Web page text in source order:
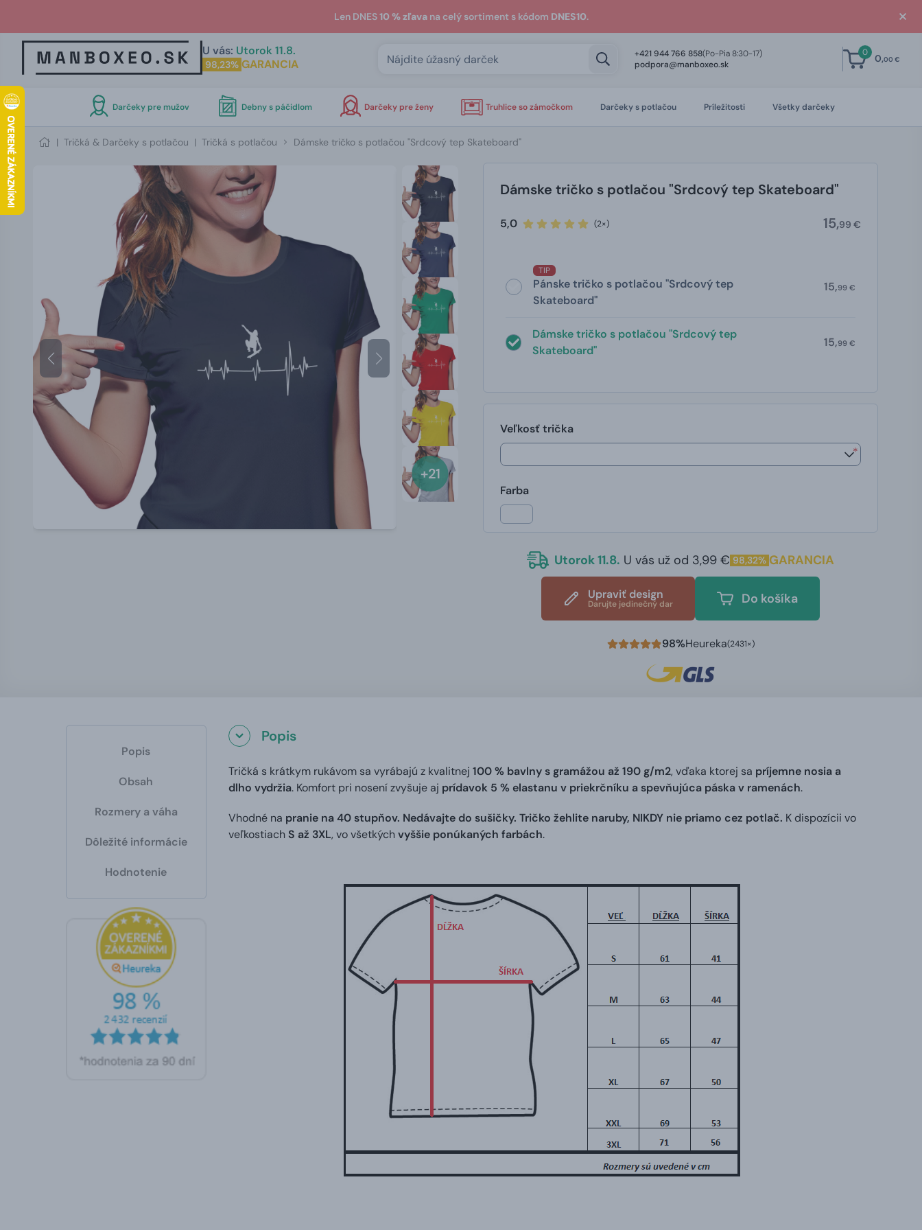
Len DNES10 % zľavana celý sortiment s kódom DNES10.
U vás: Utorok 11.8.
98,23% GARANCIA
+421 944 766 858(Po-Pia 8:30-17)
podpora@manboxeo.sk
0 0,00 €
Darčeky pre mužov Debny s páčidlom Darčeky pre ženy Truhlice so zámočkom Darčeky s potlačou Príležitosti Všetky darčeky
| Tričká & Darčeky s potlačou | Tričká s potlačou Dámske tričko s potlačou "Srdcový tep Skateboard"
+21
Dámske tričko s potlačou "Srdcový tep Skateboard"
5,0 (2×) 15,99 €
TIP
Pánske tričko s potlačou "Srdcový tep
Skateboard"
15,99 €
Dámske tričko s potlačou "Srdcový tep
Skateboard"
15,99 €
Veľkosť trička
*
Farba
Utorok 11.8. U vás už od 3,99 € 98,32% GARANCIA
Upraviť design
Darujte jedinečný dar Do košíka
98%Heureka(2431×)
Popis
Obsah
Rozmery a váha
Dôležité informácie
Hodnotenie
Popis
Tričká s krátkym rukávom sa vyrábajú z kvalitnej 100 % bavlny s gramážou až 190 g/m2, vďaka ktorej sa príjemne nosia a
dlho vydržia. Komfort pri nosení zvyšuje aj prídavok 5 % elastanu v priekrčníku a spevňujúca páska v ramenách.
Vhodné na pranie na 40 stupňov. Nedávajte do sušičky. Tričko žehlite naruby, NIKDY nie priamo cez potlač. K dispozícii vo
veľkostiach S až 3XL, vo všetkýchvyššie ponúkaných farbách.